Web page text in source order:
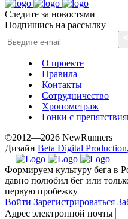
Следите за новостями
Подпишись на рассылку
О проекте
Правила
Контакты
Сотрудничество
Хронометраж
Гонки с
©2012—2026 NewRunners
Дизайн Beta Digital Production
Формируем культуру бега в
давно полюбил бег или
первую пробежку
Войти Зарегистрироваться
Адрес электронной почты